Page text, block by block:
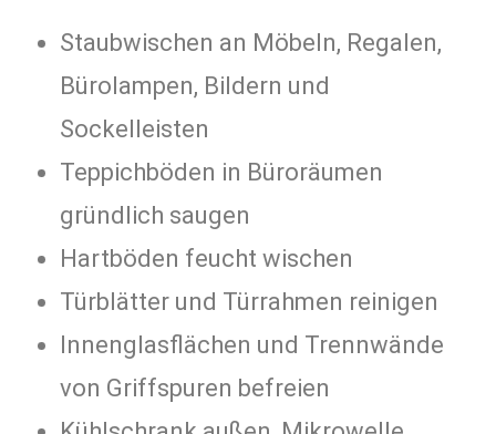
Staubwischen an Möbeln, Regalen,
Bürolampen, Bildern und
Sockelleisten
Teppichböden in Büroräumen
gründlich saugen
Hartböden feucht wischen
Türblätter und Türrahmen reinigen
Innenglasflächen und Trennwände
von Griffspuren befreien